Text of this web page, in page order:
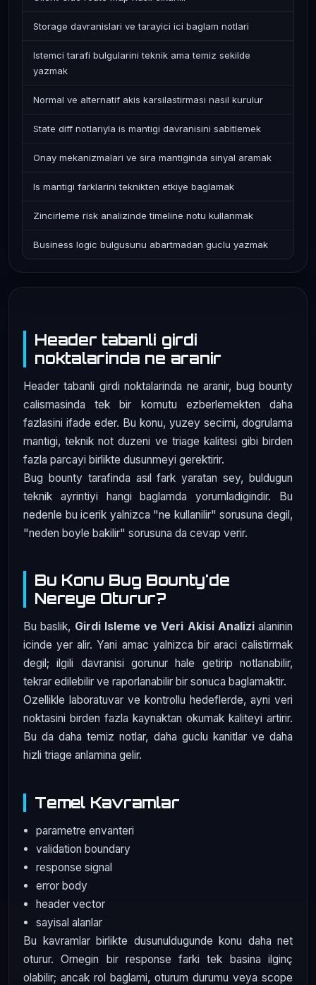
Header tabanli girdi
noktalarinda ne aranir
Header tabanli girdi noktalarinda ne aranir, bug bounty
calismasinda tek bir komutu ezberlemekten daha
fazlasini ifade eder. Bu konu, yuzey secimi, dogrulama
mantigi, teknik not duzeni ve triage kalitesi gibi birden
fazla parcayi birlikte dusunmeyi gerektirir.
Bug bounty tarafinda asıl fark yaratan sey, buldugun
teknik ayrintiyi hangi baglamda yorumladigindir. Bu
nedenle bu icerik yalnizca "ne kullanilir" sorusuna degil,
"neden boyle bakilir" sorusuna da cevap verir.
Bu Konu Bug Bounty'de
Nereye Oturur?
Bu baslik, Girdi Isleme ve Veri Akisi Analizialaninin
icinde yer alir. Yani amac yalnizca bir araci calistirmak
degil; ilgili davranisi gorunur hale getirip notlanabilir,
tekrar edilebilir ve raporlanabilir bir sonuca baglamaktir.
Ozellikle laboratuvar ve kontrollu hedeflerde, ayni veri
noktasini birden fazla kaynaktan okumak kaliteyi artirir.
Bu da daha temiz notlar, daha guclu kanitlar ve daha
hizli triage anlamina gelir.
Temel Kavramlar
parametre envanteri
validation boundary
response signal
error body
header vector
sayisal alanlar
Bu kavramlar birlikte dusunuldugunde konu daha net
oturur. Ornegin bir response farki tek basina ilginç
olabilir; ancak rol baglami, oturum durumu veya scope
Storage davranislari ve tarayici ici baglam notlari
Istemci tarafi bulgularini teknik ama temiz sekilde
yazmak
Normal ve alternatif akis karsilastirmasi nasil kurulur
State diff notlariyla is mantigi davranisini sabitlemek
Onay mekanizmalari ve sira mantiginda sinyal aramak
Is mantigi farklarini teknikten etkiye baglamak
Zincirleme risk analizinde timeline notu kullanmak
Business logic bulgusunu abartmadan guclu yazmak